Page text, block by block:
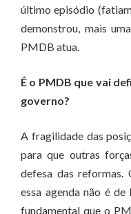
último episódio
demonstrou, mais
PMDB atua.
É o PMDB que vai
governo?
A fragilidade das
para que outras
defesa das reformas.
essa agenda não é
fundamental que o